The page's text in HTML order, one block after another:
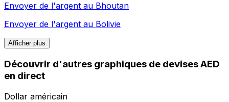
Envoyer de l'argent au Bhoutan
Envoyer de l'argent au Bolivie
Afficher plus
Découvrir d'autres graphiques de devises AED
en direct
Dollar américain